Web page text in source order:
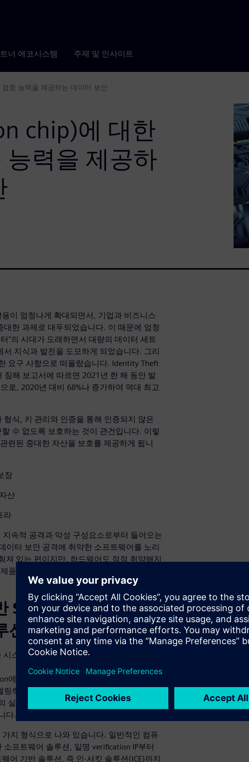
너 에코시스템 주제 및 인사이트
증 능력을 제공하는 데이터 보안
chip)에 대한
력을 제공하
이 엄청나게 확대되면서, 기업과 비즈니스
한 과제로 대두되었습니다. 이 때문에 엄청
"의 시대가 도래하면서 대량의 데이터 세트
지식과 발전을 도모하게 되었습니다. 그리
요구 사항으로 떠올랐습니다. Identity Theft
침해 보고서에 따르면 2021년 한 해 동안 발
로, 2020년 대비 68%나 증가하여 역대 최고
식, 키 관리와 인증을 통해 인증되지 않은
수 없도록 보호하는 것이 관건입니다. 이렇
련된 중대한 자산을 보호를 제공하게 됩니
장
산
라
속적 공격과 악성 구성요소로부터 들어오는
이터 보안 공격에 취약한 소프트웨어를 노리
져 있는 편이지만, 하드웨어도 점점 취약해지
품과 부품에 쓰이는 반도체 칩도 공격의 표
SoC 설계에서
의 역할
스템 개발 플로우에 사용되는 확립된 방법
광범위하게 사용되며, PCI Express와 같은
하는 데도 쓰여 verification 엔지니어가 RTL
실제 칩과 아주 유사한 환경에서 현실적인 벡
다.
지 형식으로 나와 있습니다. 일반적인 컴퓨
프트웨어 솔루션, 일명 verification IP부터
어 기반 솔루션, 즉 인-서킷 솔루션(ICE)까지